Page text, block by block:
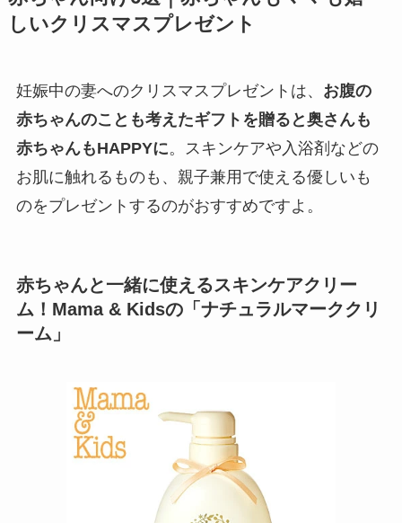
しいクリスマスプレゼント
妊娠中の妻へのクリスマスプレゼントは、 お腹の
赤ちゃんのことも考えたギフトを贈ると奥さんも
赤ちゃんもHAPPYに。スキンケアや入浴剤などの
お肌に触れるものも、親子兼用で使える優しいも
のをプレゼントするのがおすすめですよ。
赤ちゃんと一緒に使えるスキンケアクリー
ム！Mama & Kidsの「ナチュラルマーククリ
ーム」